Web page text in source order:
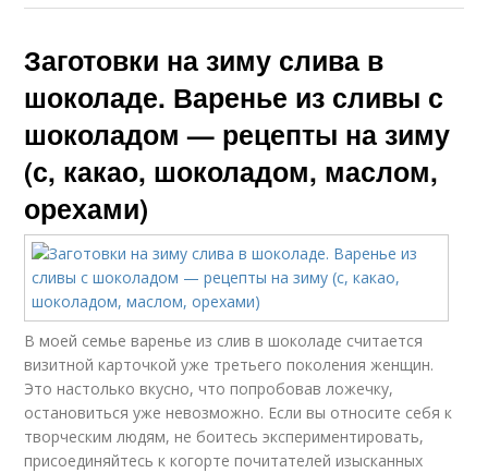
Заготовки на зиму слива в
шоколаде. Варенье из сливы с
шоколадом — рецепты на зиму
(с, какао, шоколадом, маслом,
орехами)
В моей семье варенье из слив в шоколаде считается
визитной карточкой уже третьего поколения женщин.
Это настолько вкусно, что попробовав ложечку,
остановиться уже невозможно. Если вы относите себя к
творческим людям, не боитесь экспериментировать,
присоединяйтесь к когорте почитателей изысканных